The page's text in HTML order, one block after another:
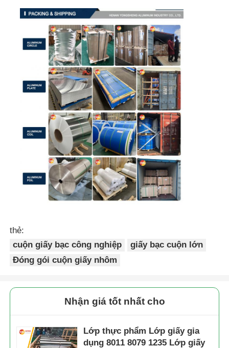
thẻ:
cuộn giấy bạc công nghiệp
giấy bạc cuộn lớn
Đóng gói cuộn giấy nhôm
Nhận giá tốt nhất cho
Lớp thực phẩm Lớp giấy gia
dụng 8011 8079 1235 Lớp giấy